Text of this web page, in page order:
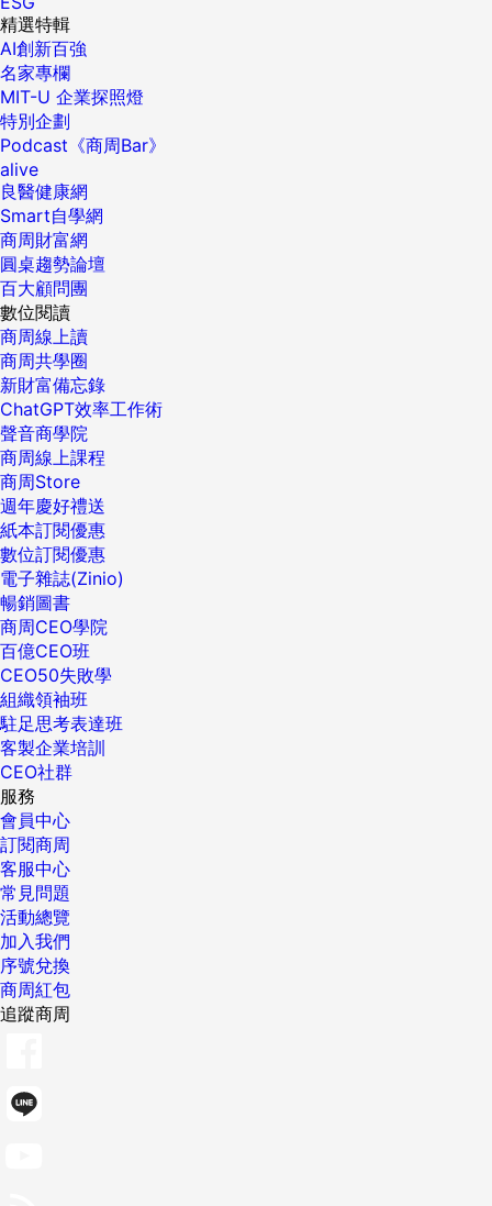
精選特輯
AI創新百強
名家專欄
MIT-U 企業探照燈
特別企劃
Podcast《商周Bar》
alive
良醫健康網
Smart自學網
商周財富網
圓桌趨勢論壇
百大顧問團
數位閱讀
商周線上讀
商周共學圈
新財富備忘錄
ChatGPT效率工作術
聲音商學院
商周線上課程
商周Store
週年慶好禮送
紙本訂閱優惠
數位訂閱優惠
電子雜誌(Zinio)
暢銷圖書
商周CEO學院
百億CEO班
CEO50失敗學
組織領袖班
駐足思考表達班
客製企業培訓
CEO社群
服務
會員中心
訂閱商周
客服中心
常見問題
活動總覽
加入我們
序號兌換
商周紅包
追蹤商周